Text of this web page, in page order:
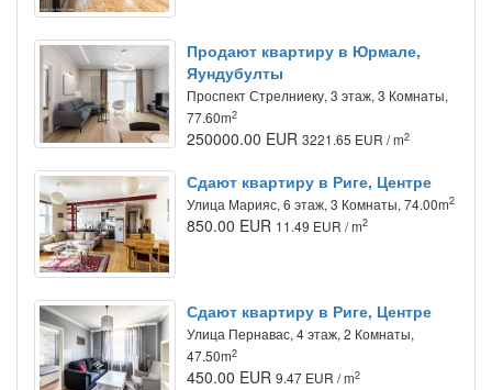
Продают квартиру в Юрмале,
Яундубулты
Проспект Стрелниеку, 3 этаж, 3 Комнаты,
77.60m2
250000.00 EUR 3221.65 EUR / m2
Сдают квартиру в Риге, Центре
Улица Марияс, 6 этаж, 3 Комнаты, 74.00m2
850.00 EUR 11.49 EUR / m2
Сдают квартиру в Риге, Центре
Улица Пернавас, 4 этаж, 2 Комнаты,
47.50m2
450.00 EUR 9.47 EUR / m2